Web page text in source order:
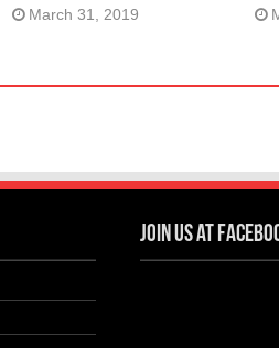
March 31, 2019
Join us at